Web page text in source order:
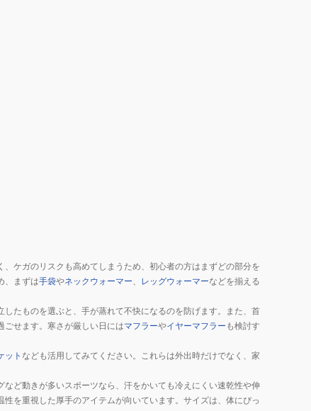
ケガのリスクも高めてしまうため、初心者の方はまずどの部分を
、まずは手袋やネックウォーマー レッグウォーマーなどを揃える
たものを選ぶと、手が蒸れて不快になるのを防げます。また、首
ごせます。寒さが厳しい日にはマフラーやイヤーマフラー も検討す
ット なども活用してみてください。これらは外出時だけでなく、家
ど動きが多いスポーツなら、汗をかいても冷えにくい速乾性や伸
を重視した厚手のアイテムが向いています。サイズは、体にぴっ